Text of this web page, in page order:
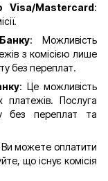
Visa/Mastercard:
: Можливість
з комісією лише
без переплат.
: Це можливість
платежів. Послуга
без переплат та
Ви можете оплатити
що існує комісія